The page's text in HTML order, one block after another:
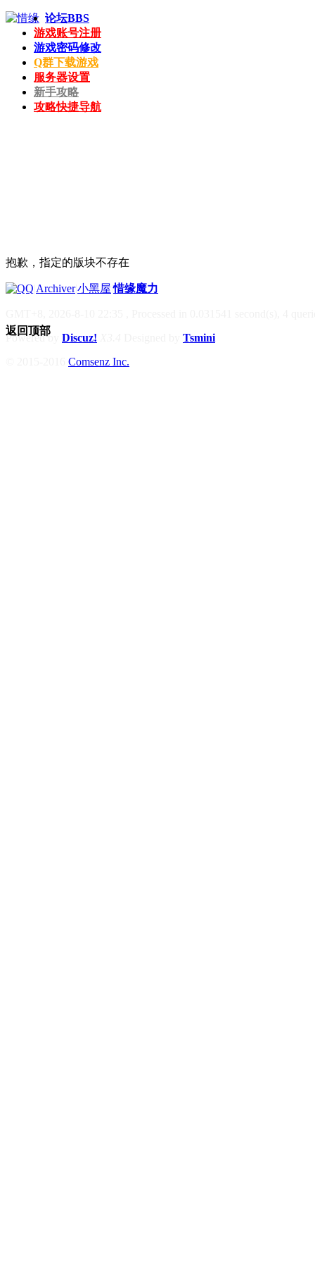
论坛BBS
游戏账号注册
游戏密码修改
Q群下载游戏
服务器设置
新手攻略
攻略快捷导航
抱歉，指定的版块不存在
Archiver|小黑屋|惜缘魔力
Powered by Discuz!
Tsmini
Comsenz Inc.
返回顶部